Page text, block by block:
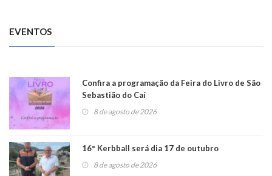
EVENTOS
Confira a programação da Feira do Livro de São
Sebastião do Caí
8 de agosto de 2026
16° Kerbball será dia 17 de outubro
8 de agosto de 2026